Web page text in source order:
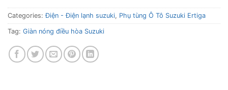
Categories:Điện - Điện lạnh suzuki, Phụ tùng Ô Tô Suzuki Ertiga
Tag: Giàn nóng điều hòa Suzuki